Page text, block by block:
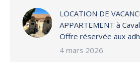
LOCATION DE
APPARTEMENT à
Offre réservée aux
4 mars 2026